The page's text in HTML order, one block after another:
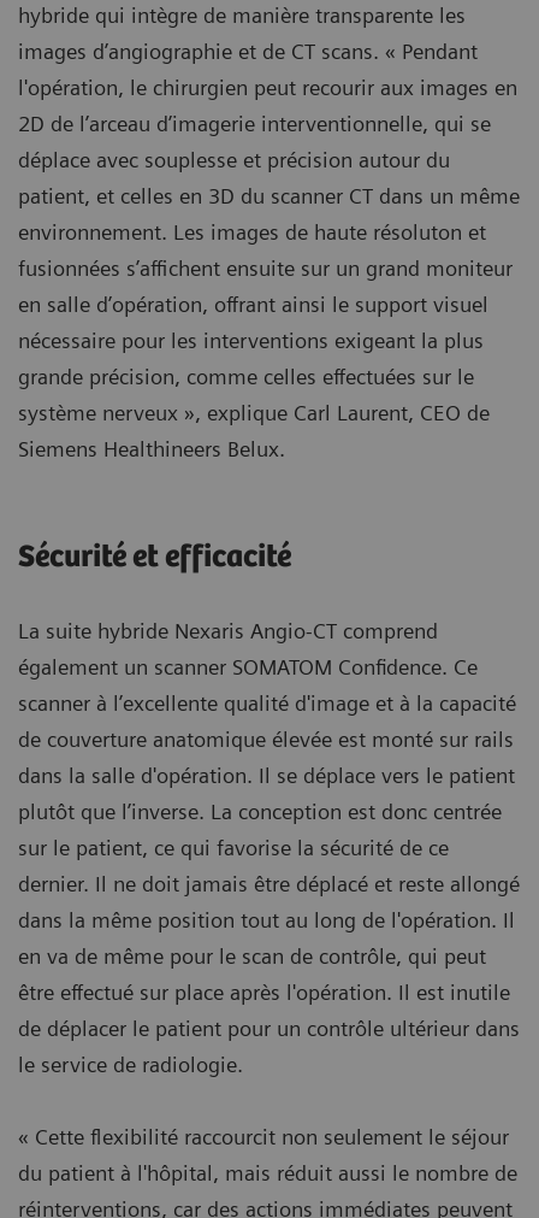
hybride qui intègre de manière transparente les
images d’angiographie et de CT scans. « Pendant
l'opération, le chirurgien peut recourir aux images en
2D de l’arceau d’imagerie interventionnelle, qui se
déplace avec souplesse et précision autour du
patient, et celles en 3D du scanner CT dans un même
environnement. Les images de haute résoluton et
fusionnées s’affichent ensuite sur un grand moniteur
en salle d’opération, offrant ainsi le support visuel
nécessaire pour les interventions exigeant la plus
grande précision, comme celles effectuées sur le
système nerveux », explique Carl Laurent, CEO de
Siemens Healthineers Belux.
Sécurité et efficacité
La suite hybride Nexaris Angio-CT comprend
également un scanner SOMATOM Confidence. Ce
scanner à l’excellente qualité d'image et à la capacité
de couverture anatomique élevée est monté sur rails
dans la salle d'opération. Il se déplace vers le patient
plutôt que l’inverse. La conception est donc centrée
sur le patient, ce qui favorise la sécurité de ce
dernier. Il ne doit jamais être déplacé et reste allongé
dans la même position tout au long de l'opération. Il
en va de même pour le scan de contrôle, qui peut
être effectué sur place après l'opération. Il est inutile
de déplacer le patient pour un contrôle ultérieur dans
le service de radiologie.
« Cette flexibilité raccourcit non seulement le séjour
du patient à l'hôpital, mais réduit aussi le nombre de
réinterventions, car des actions immédiates peuvent